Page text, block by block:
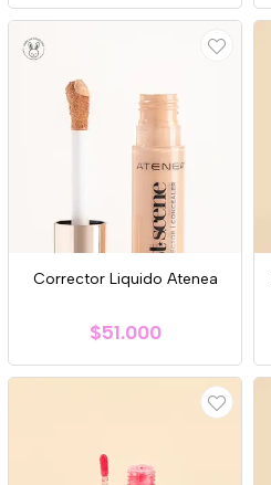
Corrector Liquido Atenea
$51.000